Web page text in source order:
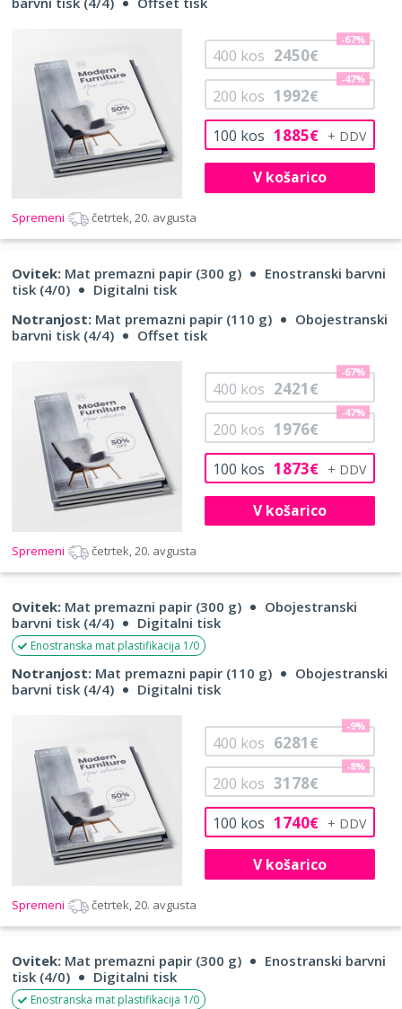
100 kos 1885€
200 kos 1992€
-47%
400 kos 2450€
-67%
V košarico
Spremeni četrtek, 20. avgusta
Ovitek: Mat premazni papir (300 g)
Enostranski barvni
tisk (4/0)
Digitalni tisk
Notranjost: Mat premazni papir (110 g)
Obojestranski
barvni tisk (4/4)
Offset tisk
100 kos 1873€
200 kos 1976€
-47%
400 kos 2421€
-67%
V košarico
Spremeni četrtek, 20. avgusta
Ovitek: Mat premazni papir (300 g)
Obojestranski
barvni tisk (4/4)
Digitalni tisk
Enostranska mat plastifikacija 1/0
Notranjost: Mat premazni papir (110 g)
Obojestranski
barvni tisk (4/4)
Digitalni tisk
100 kos 1740€
200 kos 3178€
-8%
400 kos 6281€
-9%
V košarico
Spremeni četrtek, 20. avgusta
Ovitek: Mat premazni papir (300 g)
Enostranski barvni
tisk (4/0)
Digitalni tisk
Enostranska mat plastifikacija 1/0